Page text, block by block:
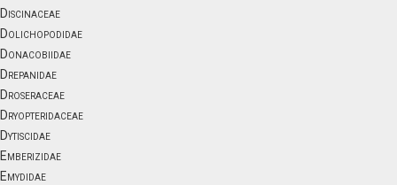
Discinaceae
Dolichopodidae
Donacobiidae
Drepanidae
Droseraceae
Dryopteridaceae
Dytiscidae
Emberizidae
Emydidae